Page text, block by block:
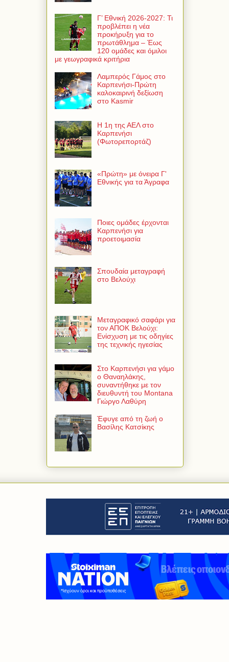
Γ’ Εθνική 2026-2027: Τι
προβλέπει η νέα
προκήρυξη για το
πρωτάθλημα – Έως
120 ομάδες και όμιλοι
με γεωγραφικά κριτήρια
Λαμπερός Γάμος στο
Καρπενήσι-Πρώτη
καλοκαιρινή δεξίωση
στο Kasmir
Η 1η της ΑΕΛ στο
Καρπενήσι
(Φωτορεπορτάζ)
«Πρώτη» με όνειρα Γ'
Εθνικής για τα Άγραφα
Ποιες ομάδες έρχονται
Καρπενήσι για
προετοιμασία
Σπουδαία μεταγραφή
στο Βελούχι
Μεταγραφικό σαφάρι για
τον ΑΠΟΚ Βελούχι:
Ενίσχυση με τις οδηγίες
της τεχνικής ηγεσίας
Στο Καρπενήσι για γάμο
ο Θαναηλάκης,
συναντήθηκε με τον
διευθυντή του Montana
Γιώργο Λαθύρη
Έφυγε από τη ζωή ο
Βασίλης Κατσίκης